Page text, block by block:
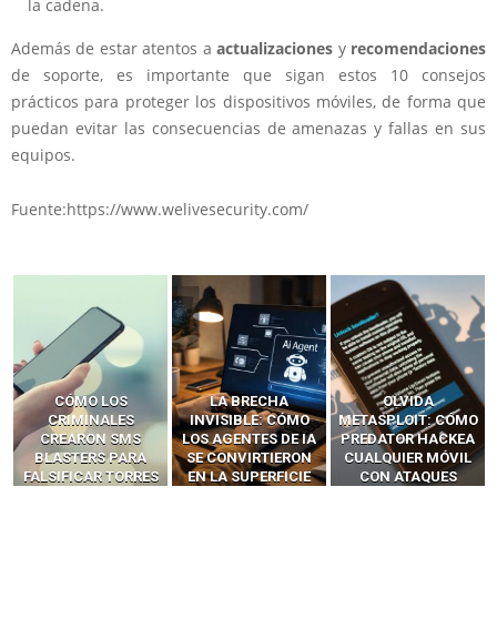
la cadena.
Además de estar atentos aactualizaciones y recomendaciones
de soporte, es importante que sigan estos 10 consejos
prácticos para proteger los dispositivos móviles, de forma que
puedan evitar las consecuencias de amenazas y fallas en sus
equipos.
Fuente:https://www.welivesecurity.com/
LA BRECHA
INVISIBLE: CÓMO
LOS AGENTES DE IA
SE CONVIRTIERON
EN LA SUPERFICIE
OLVIDA
METASPLOIT: CÓMO
PREDATOR HACKEA
CUALQUIER MÓVIL
CON ATAQUES
CÓMO LOS HACKERS
INTERCEPTAN OTPS
Y LLAMADAS
MÓVILES SIN
‘HACKEAR’ — EL